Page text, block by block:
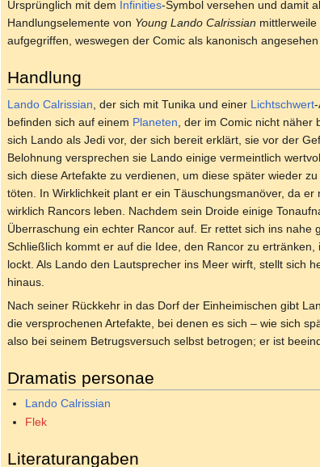
Ursprünglich mit dem Infinities-Symbol versehen und damit
Handlungselemente von Young Lando Calrissian mittlerweile
aufgegriffen, weswegen der Comic als kanonisch angesehen
Handlung
Lando Calrissian , der sich mit Tunika und einer Lichtschwert
befinden sich auf einem Planeten , der im Comic nicht
sich Lando als Jedi vor, der sich bereit erklärt, sie vor der
Belohnung versprechen sie Lando einige vermeintlich
sich diese Artefakte zu verdienen, um diese später wieder
töten. In Wirklichkeit plant er ein Täuschungsmanöver, da
wirklich Rancors leben. Nachdem sein Droide einige
Überraschung ein echter Rancor auf. Er rettet sich ins nahe
Schließlich kommt er auf die Idee, den Rancor zu
lockt. Als Lando den Lautsprecher ins Meer wirft, stellt sich
hinaus.
Nach seiner Rückkehr in das Dorf der Einheimischen gibt
die versprochenen Artefakte, bei denen es sich – wie sich
also bei seinem Betrugsversuch selbst betrogen; er ist
Dramatis personae
Lando Calrissian
Flek
Literaturangaben